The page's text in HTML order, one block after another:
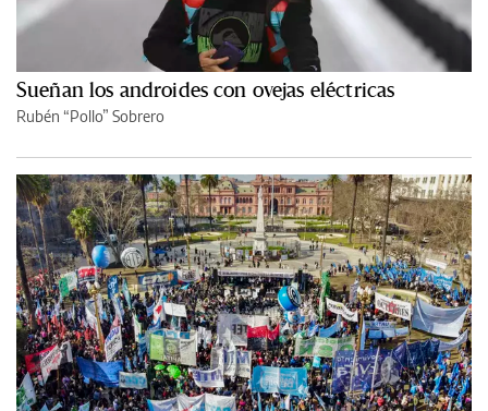
Sueñan los androides con ovejas eléctricas
Rubén “Pollo” Sobrero